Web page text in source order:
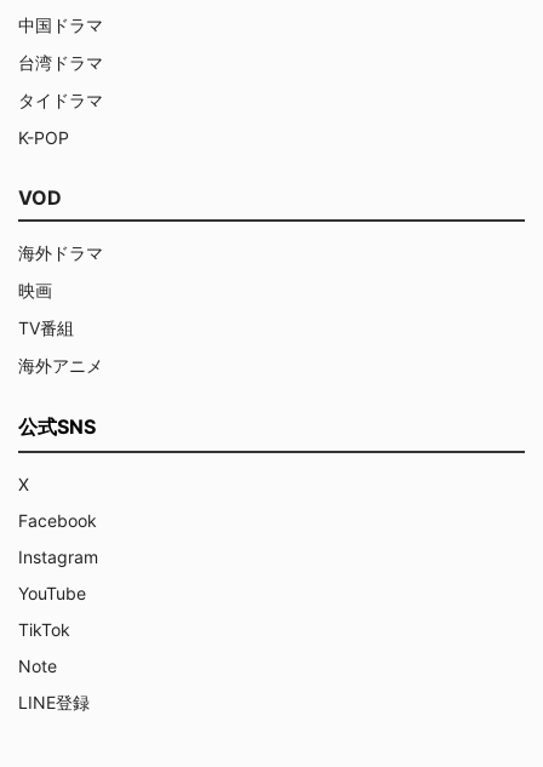
中国ドラマ
台湾ドラマ
タイドラマ
K-POP
VOD
海外ドラマ
映画
TV番組
海外アニメ
公式SNS
X
Facebook
Instagram
YouTube
TikTok
Note
LINE登録